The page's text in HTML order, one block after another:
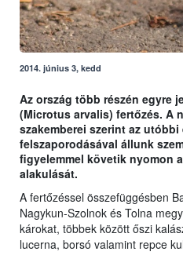
2014. június 3, kedd
Az ország több részén egyre
(Microtus arvalis) fertőzés. A
szakemberei szerint az
felszaporodásával állunk
figyelemmel követik nyomon
alakulását.
A fertőzéssel összefüggésben
Nagykun-Szolnok és Tolna
károkat, többek között őszi
lucerna, borsó valamint repce